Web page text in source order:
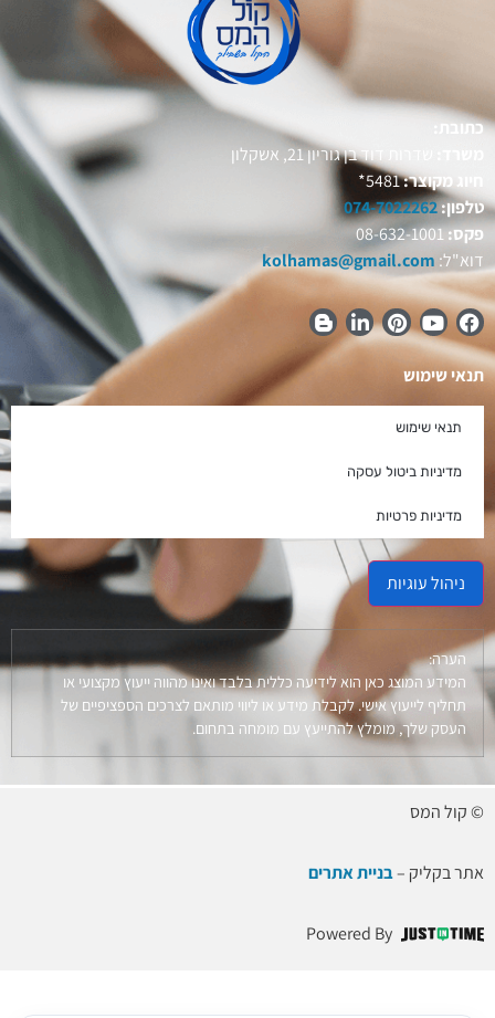
כתובת:
משרד:
שדרות דוד בן גוריון 21, אשקלון
חיוג מקוצר:5481*
טלפון:074-7022262
פקס:08-632-1001
דוא"ל: kolhamas@gmail.com
תנאי שימוש
תנאי שימוש
מדיניות ביטול עסקה
מדיניות פרטיות
ניהול עוגיות
הערה:
המידע המוצג כאן הוא לידיעה כללית בלבד ואינו מהווה ייעוץ מקצועי או
תחליף לייעוץ אישי. לקבלת מידע או ליווי מותאם לצרכים הספציפיים של
העסק שלך, מומלץ להתייעץ עם מומחה בתחום.
© קול המס
אתר בקליק –בניית אתרים
Powered By